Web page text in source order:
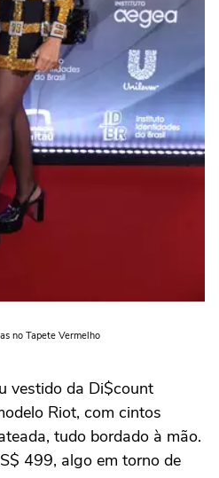
no Tapete Vermelho
vestido da Di$count
Riot, com cintos
tudo bordado à mão.
499, algo em torno de